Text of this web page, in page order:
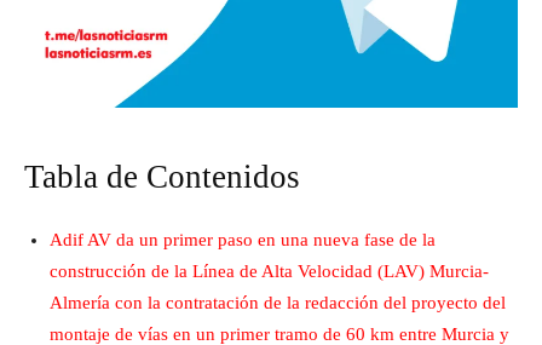
Tabla de Contenidos
Adif AV da un primer paso en una nueva fase de la
construcción de la Línea de Alta Velocidad (LAV) Murcia-
Almería con la contratación de la redacción del proyecto del
montaje de vías en un primer tramo de 60 km entre Murcia y